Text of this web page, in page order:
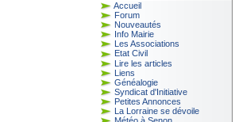
Accueil
Forum
Nouveautés
Info Mairie
Les Associations
Etat Civil
Lire les articles
Liens
Généalogie
Syndicat d'Initiative
Petites Annonces
La Lorraine se dévoile